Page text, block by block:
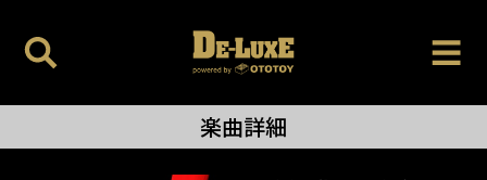
楽曲詳細